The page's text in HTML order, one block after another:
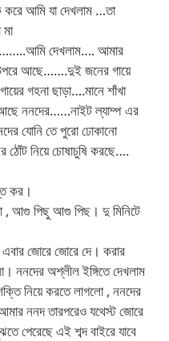
আমি যা দেখলাম …তা
……..আমি দেখলাম…. আমার
আছে…….দুই জনের গায়ে
গহনা ছাড়া….মানে শাঁখা
ননদের……নাইট ল্যাম্প এর
যোনি তে পুরো ঢোকানো
নিয়ে চোষাচুষি করছে….
কর।
, আগু পিছু আগু পিছ। দু মিনিটে
জোরে জোরে দে। করার
ননদের অশ্লীল ইঙ্গিতে দেখলাম
নিয়ে করতে লাগলো , ননদের
ননদ তারপরেও যথেস্ট জোরে
পেরেছে এই শব্দ বাইরে যাবে